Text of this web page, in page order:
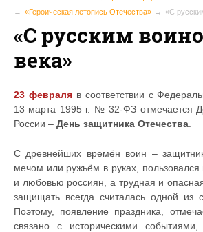
«Героическая летопись Отечества»
«С
«С русским
века»
23 февраляв соответствии с
13 марта 1995 г. № 32-ФЗ отмечается
России – День защитника Отечества
С древнейших времён воин –
мечом или ружьём в руках,
и любовью россиян, а трудная и
защищать всегда считалась одной из
Поэтому, появление праздника,
связано с историческими